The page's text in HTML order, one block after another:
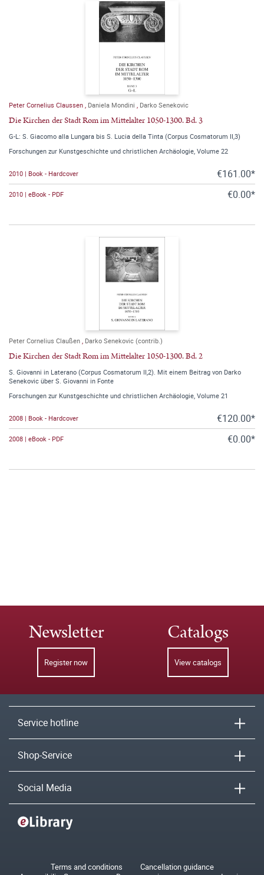
Peter Cornelius Claussen Daniela Mondini Darko Senekovic
Die Kirchen der Stadt Rom im Mittelalter 1050-1300. Bd. 3
G-L: S. Giacomo alla Lungara bis S. Lucia della Tinta (Corpus Cosmatorum II,3)
Forschungen zur Kunstgeschichte und christlichen Archäologie, Volume 22
2010 | Book - Hardcover €161.00*
2010 | eBook - PDF €0.00*
Peter Cornelius Claußen Darko Senekovic (contrib.)
Die Kirchen der Stadt Rom im Mittelalter 1050-1300. Bd. 2
S. Giovanni in Laterano (Corpus Cosmatorum II,2). Mit einem Beitrag von Darko
Senekovic über S. Giovanni in Fonte
Forschungen zur Kunstgeschichte und christlichen Archäologie, Volume 21
2008 | Book - Hardcover €120.00*
2008 | eBook - PDF €0.00*
Newsletter
Register now
Catalogs
View catalogs
Service hotline
Shop-Service
Social Media
Terms and conditions
Cancellation guidance